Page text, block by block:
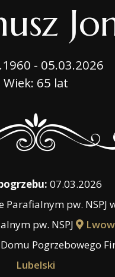
- 05.03.2026
Wiek: 65 lat
07.03.2026
Parafialnym pw.
pw. NSPJ
Pogrzebowego
Lubelski